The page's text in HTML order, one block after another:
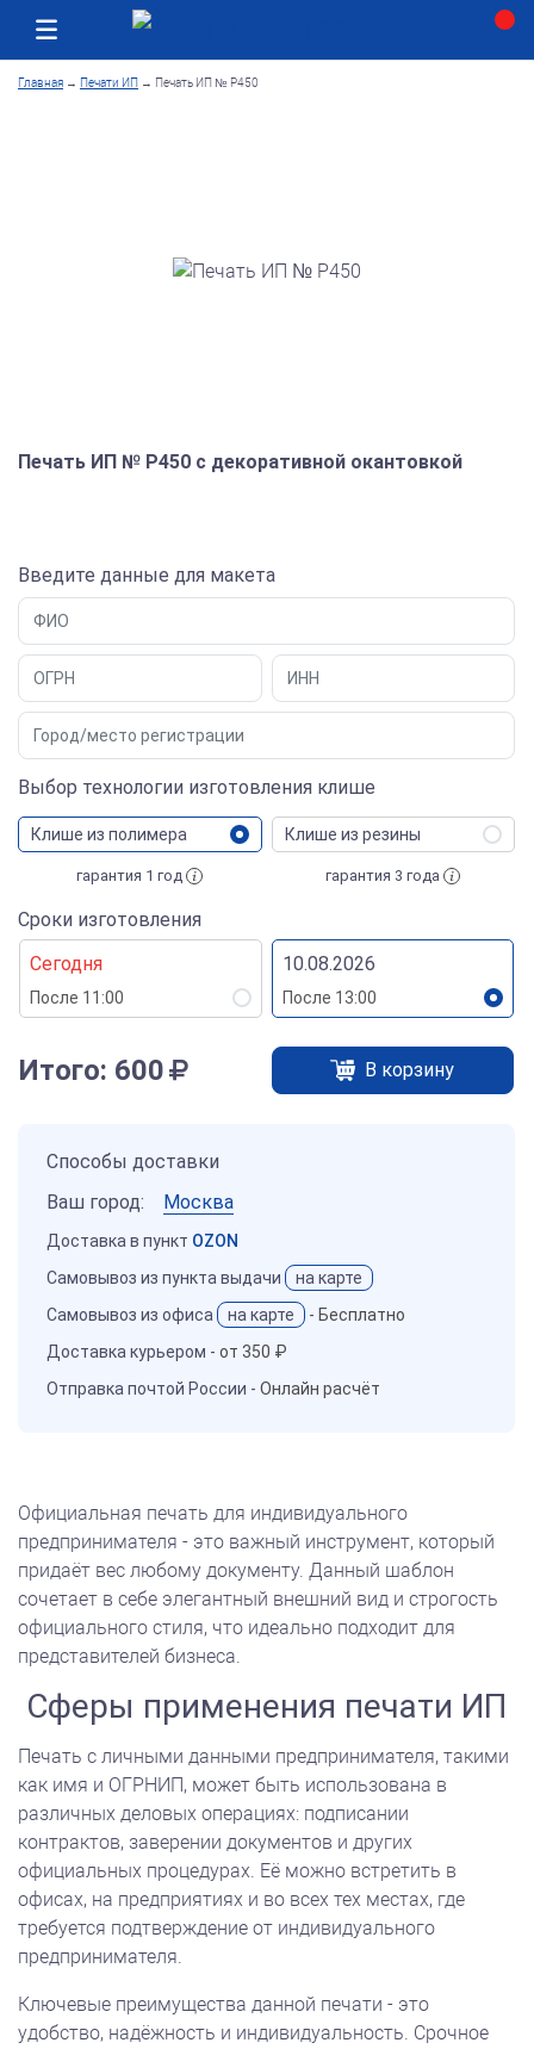
Главная → Печати ИП → Печать ИП № Р450
Печать ИП № Р450 с декоративной окантовкой
Введите данные для макета
Выбор технологии изготовления клише
Клише из полимера
гарантия 1 год
Клише из резины
гарантия 3 года
Сроки изготовления
Сегодня
После 11:00
10.08.2026
После 13:00
Итого: 600 В корзину
Способы доставки
Ваш город:
Москва
Доставка в пункт OZON
Самовывоз из пункта выдачи
на карте
Самовывоз из офиса
на карте - Бесплатно
Доставка курьером - от 350 ₽
Отправка почтой России - Онлайн расчёт
Официальная печать для индивидуального
предпринимателя - это важный инструмент, который
придаёт вес любому документу. Данный шаблон
сочетает в себе элегантный внешний вид и строгость
официального стиля, что идеально подходит для
представителей бизнеса.
Сферы применения печати ИП
Печать с личными данными предпринимателя, такими
как имя и ОГРНИП, может быть использована в
различных деловых операциях: подписании
контрактов, заверении документов и других
официальных процедурах. Её можно встретить в
офисах, на предприятиях и во всех тех местах, где
требуется подтверждение от индивидуального
предпринимателя.
Ключевые преимущества данной печати - это
удобство, надёжность и индивидуальность. Срочное